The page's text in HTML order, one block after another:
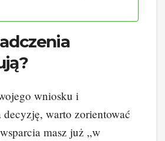
wniosku i
warto zorientować
masz już „w